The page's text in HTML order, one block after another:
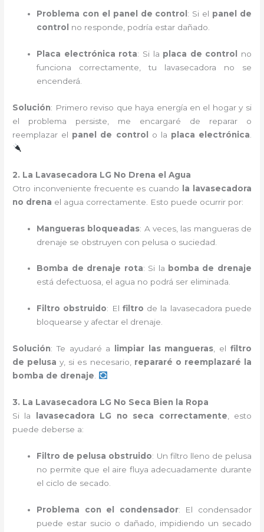
Problema con el panel de control : Si el panel de
control
no responde, podría estar dañado.
Placa electrónica rota: Si la placa de control
no
funciona correctamente, tu lavasecadora no se
encenderá.
Solución: Primero reviso que haya energía en el hogar y si
el problema persiste, me encargaré de reparar o
reemplazar el panel de control o la placa electrónica
2. La Lavasecadora LG No Drena el Agua
Otro inconveniente frecuente es cuando
la lavasecadora
no drena el agua correctamente. Esto puede ocurrir por:
Mangueras bloqueadas: A veces, las mangueras de
drenaje se obstruyen con pelusa o suciedad.
Bomba de drenaje rota: Si la bomba de drenaje
está defectuosa, el agua no podrá ser eliminada.
Filtro obstruido: El filtro de la lavasecadora puede
bloquearse y afectar el drenaje.
Solución: Te ayudaré a limpiar las mangueras , el filtro
de pelusa y, si es necesario, repararé o reemplazaré la
bomba de drenaje
3. La Lavasecadora LG No Seca Bien la Ropa
Si la
lavasecadora LG no seca correctamente , esto
puede deberse a:
Filtro de pelusa obstruido: Un filtro lleno de pelusa
no permite que el aire fluya adecuadamente durante
el ciclo de secado.
Problema con el condensador: El condensador
puede estar sucio o dañado, impidiendo un secado